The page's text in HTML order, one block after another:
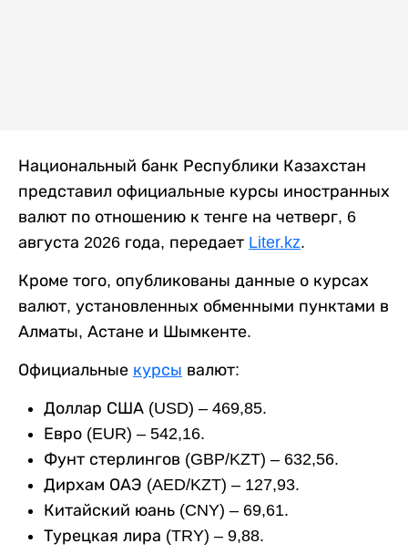
Национальный банк Республики Казахстан
представил официальные курсы иностранных
валют по отношению к тенге на четверг, 6
августа 2026 года, передает Liter.kz.
Кроме того, опубликованы данные о курсах
валют, установленных обменными пунктами в
Алматы, Астане и Шымкенте.
Официальные курсы валют:
Доллар США (USD) – 469,85.
Евро (EUR) – 542,16.
Фунт стерлингов (GBP/KZT) – 632,56.
Дирхам ОАЭ (AED/KZT) – 127,93.
Китайский юань (CNY) – 69,61.
Турецкая лира (TRY) – 9,88.